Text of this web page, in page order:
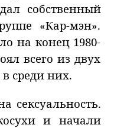
собственный
«Кар-мэн».
на конец 1980-
всего из двух
среди них.
сексуальность.
и начали